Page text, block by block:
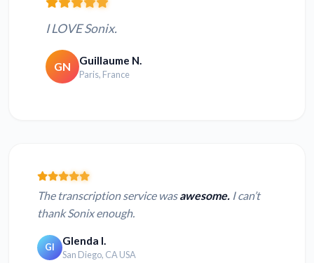
I LOVE Sonix.
GN Guillaume N.
Paris, France
The transcription service wasawesome. I can’t
thank Sonix enough.
GI Glenda I.
San Diego, CA USA